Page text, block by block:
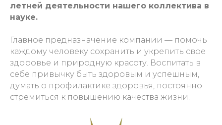
летней деятельности нашего коллектива в
науке.
Главное предназначение компании — помочь
каждому человеку сохранить и укрепить свое
здоровье и природную красоту. Воспитать в
себе привычку быть здоровым и успешным,
думать о профилактике здоровья, постоянно
стремиться к повышению качества жизни.